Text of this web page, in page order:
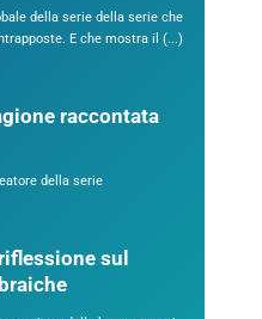
della serie della serie che
E che mostra il (...)
raccontata
della serie
sul